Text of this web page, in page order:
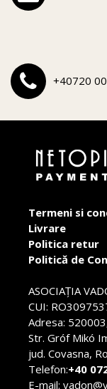
+40720
Termeni si
Livrare
Politica retur
Politică de
ASOCIAŢIA
CUI:
Adresa:
Str. Gróf Mikó
jud. Covasna,
Telefon:+40
E-mail: